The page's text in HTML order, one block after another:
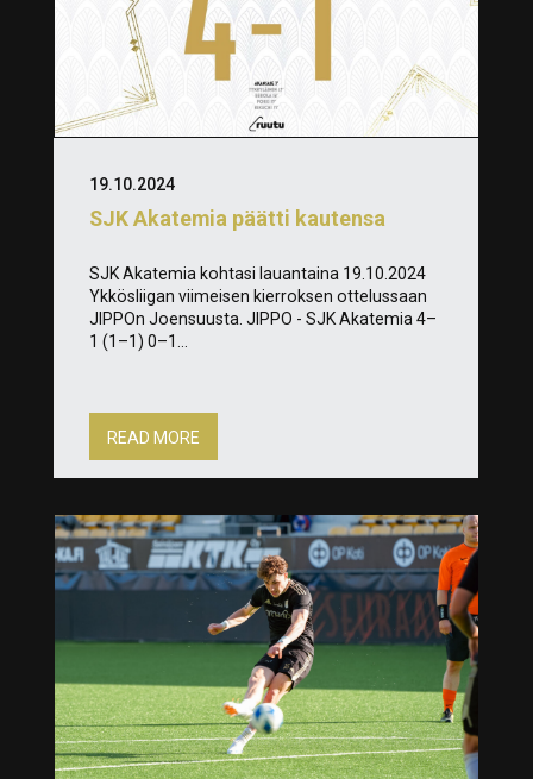
SJK Akatemia päätti kautensa
19.10.2024
SJK Akatemia kohtasi lauantaina 19.10.2024
Ykkösliigan viimeisen kierroksen ottelussaan
JIPPOn Joensuusta. JIPPO - SJK Akatemia 4–
1 (1–1) 0–1...
READ MORE